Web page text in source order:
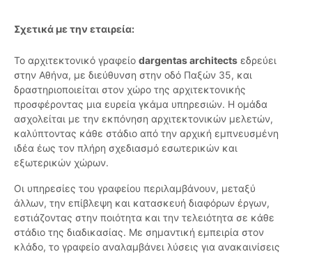
Σχετικά με την εταιρεία:
Το αρχιτεκτονικό γραφείο dargentas architects εδρεύει
στην Αθήνα, με διεύθυνση στην οδό Παξών 35, και
δραστηριοποιείται στον χώρο της αρχιτεκτονικής
προσφέροντας μια ευρεία γκάμα υπηρεσιών. Η ομάδα
ασχολείται με την εκπόνηση αρχιτεκτονικών μελετών,
καλύπτοντας κάθε στάδιο από την αρχική εμπνευσμένη
ιδέα έως τον πλήρη σχεδιασμό εσωτερικών και
εξωτερικών χώρων.
Οι υπηρεσίες του γραφείου περιλαμβάνουν, μεταξύ
άλλων, την επίβλεψη και κατασκευή διαφόρων έργων,
εστιάζοντας στην ποιότητα και την τελειότητα σε κάθε
στάδιο της διαδικασίας. Με σημαντική εμπειρία στον
κλάδο, το γραφείο αναλαμβάνει λύσεις για ανακαινίσεις